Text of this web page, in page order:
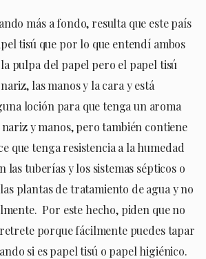
más a fondo, resulta que este país
tisú que por lo que entendí ambos
pulpa del papel pero el papel tisú
las manos y la cara y está
loción para que tenga un aroma
y manos, pero también contiene
que tenga resistencia a la humedad
las tuberías y los sistemas sépticos o
plantas de tratamiento de agua y no
Por este hecho, piden que no
porque fácilmente puedes tapar
si es papel tisú o papel higiénico.